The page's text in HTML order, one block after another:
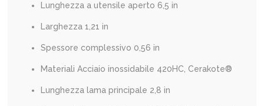
Lunghezza a utensile aperto 6,5in
Larghezza1,21in
Spessore complessivo 0,56in
Materiali Acciaio inossidabile 420HC, Cerakote®
Lunghezza lama principale 2,8in